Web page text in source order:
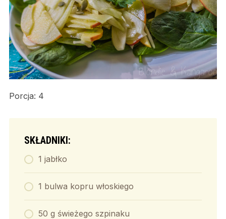
Porcja: 4
SKŁADNIKI:
1 jabłko
1 bulwa kopru włoskiego
50 g świeżego szpinaku